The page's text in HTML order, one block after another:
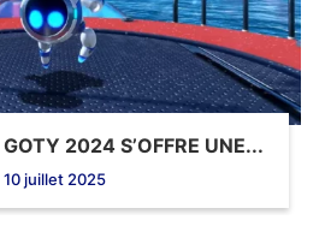
2024 S’OFFRE UNE...
10 juillet 2025